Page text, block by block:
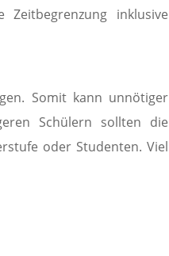
inklusive
Somit kann unnötiger
Schülern sollten die
oder Studenten. Viel